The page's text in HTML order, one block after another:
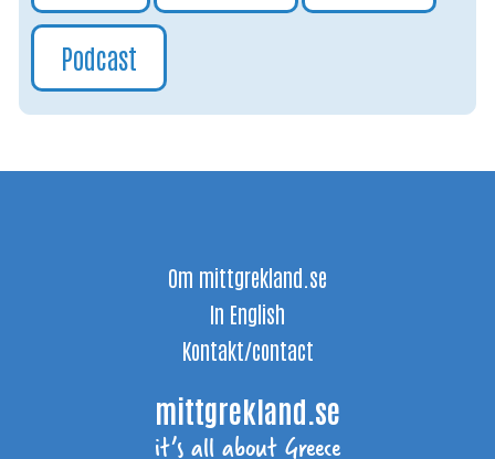
Podcast
Om mittgrekland.se
In English
Kontakt/contact
mittgrekland.se
it’s all about Greece